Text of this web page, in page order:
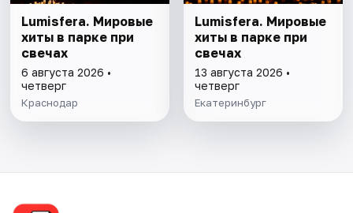
Lumisfera. Мировые
хиты в парке при
свечах
6 августа 2026 •
четверг
Краснодар
Lumisfera. Мировые
хиты в парке при
свечах
13 августа 2026 •
четверг
Екатеринбург